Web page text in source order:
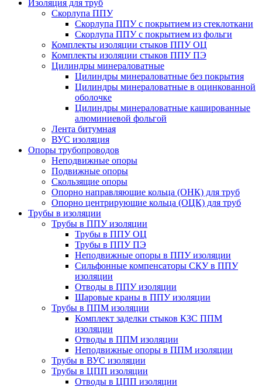
Изоляция для труб
Скорлупа ППУ
Скорлупа ППУ с покрытием из стеклоткани
Скорлупа ППУ с покрытием из фольги
Комплекты изоляции стыков ППУ ОЦ
Комплекты изоляции стыков ППУ ПЭ
Цилиндры минераловатные
Цилиндры минераловатные без покрытия
Цилиндры минераловатные в оцинкованной
оболочке
Цилиндры минераловатные кашированные
алюминиевой фольгой
Лента битумная
ВУС изоляция
Опоры трубопроводов
Неподвижные опоры
Подвижные опоры
Скользящие опоры
Опорно направляющие кольца (ОНК) для труб
Опорно центрирующие кольца (ОЦК) для труб
Трубы в изоляции
Трубы в ППУ изоляции
Трубы в ППУ ОЦ
Трубы в ППУ ПЭ
Неподвижные опоры в ППУ изоляции
Сильфонные компенсаторы СКУ в ППУ
изоляции
Отводы в ППУ изоляции
Шаровые краны в ППУ изоляции
Трубы в ППМ изоляции
Комплект заделки стыков КЗС ППМ
изоляции
Отводы в ППМ изоляции
Неподвижные опоры в ППМ изоляции
Трубы в ВУС изоляции
Трубы в ЦПП изоляции
Отводы в ЦПП изоляции